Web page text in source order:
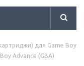
для Game Boy
Advance (GBA)